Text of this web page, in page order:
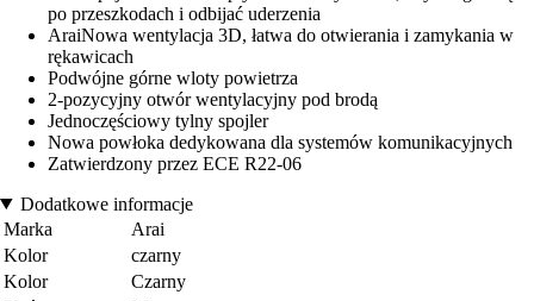
po przeszkodach i odbijać uderzenia
AraiNowa wentylacja 3D, łatwa do otwierania i zamykania w
rękawicach
Podwójne górne wloty powietrza
2-pozycyjny otwór wentylacyjny pod brodą
Jednoczęściowy tylny spojler
Nowa powłoka dedykowana dla systemów komunikacyjnych
Zatwierdzony przez ECE R22-06
Dodatkowe informacje
Marka
Arai
Kolor
czarny
Kolor
Czarny